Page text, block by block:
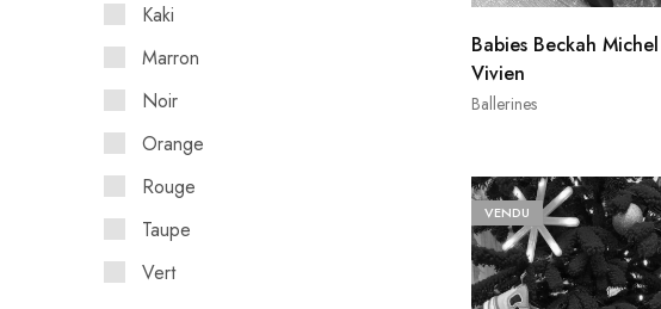
Ballerines
Babies Beckah Michel
Vivien
VENDU
Kaki
Marron
Noir
Orange
Rouge
Taupe
Vert